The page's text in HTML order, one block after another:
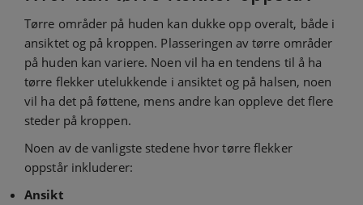
Tørre områder på huden kan dukke opp overalt, både i
ansiktet og på kroppen. Plasseringen av tørre områder
på huden kan variere. Noen vil ha en tendens til å ha
tørre flekker utelukkende i ansiktet og på halsen, noen
vil ha det på føttene, mens andre kan oppleve det flere
steder på kroppen.
Noen av de vanligste stedene hvor tørre flekker
oppstår inkluderer:
Ansikt